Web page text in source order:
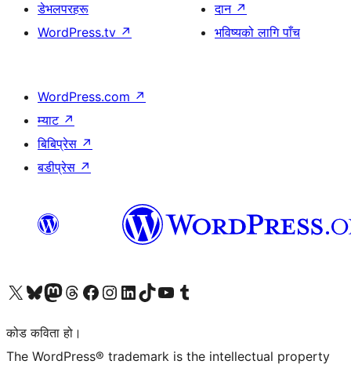
डेभलपरहरू
WordPress.tv ↗
दान ↗
भविष्यको लागि पाँच
WordPress.com ↗
म्याट ↗
बिबिप्रेस ↗
बडीप्रेस ↗
हाम्रो X (पहिले ट्विटर) खातामा जानुहोस्
हाम्रो Bluesky खाता भ्रमण गर्नुहोस्
हाम्रो म्यास्टोडन खाता भ्रमण गर्नुहोस्
हाम्रो थ्रेड्स खातामा जानुहोस्
हाम्रो फेसबुक पेजमा जानुहोस्
हाम्रो इन्स्टाग्राम खातामा जानुहोस्
हाम्रो लिङ्क्डइन खातामा जानुहोस्
हाम्रो TikTok खाता भ्रमण गर्नुहोस्
हाम्रो युट्युब च्यानलमा जानुहोस्
हाम्रो टम्बलर खाता भ्रमण गर्नुहोस्
कोड कविता हो।
The WordPress® trademark is the intellectual property